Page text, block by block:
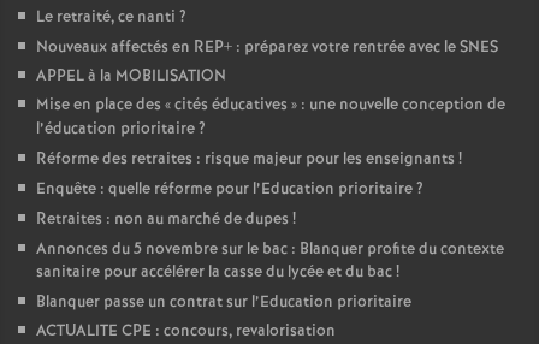
Le retraité, ce nanti ?
Nouveaux affectés en REP+ : préparez votre rentrée avec le SNES
APPEL à la MOBILISATION
Mise en place des «cités éducatives » : une nouvelle conception de
l’éducation prioritaire?
Réforme des retraites : risque majeur pour les enseignants !
Enquête : quelle réforme pour l’Education prioritaire?
Retraites : non au marché de dupes !
Annonces du 5 novembre sur le bac : Blanquer profite du contexte
sanitaire pour accélérer la casse du lycée et du bac!
Blanquer passe un contrat sur l’Education prioritaire
ACTUALITE CPE : concours, revalorisation